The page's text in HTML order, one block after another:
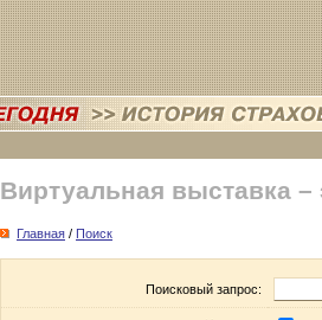
Виртуальная выставка –
Главная / Поиск
Поисковый запрос: